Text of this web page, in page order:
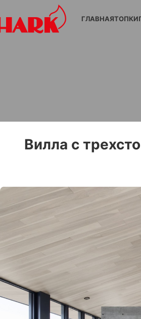
ГЛАВНАЯТОПКИ
Вилла с